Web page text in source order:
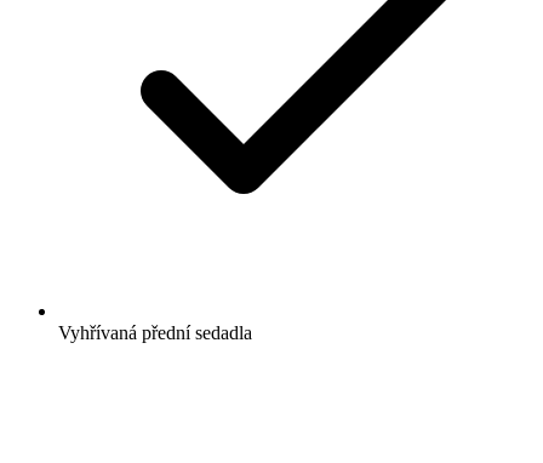
Vyhřívaná přední sedadla